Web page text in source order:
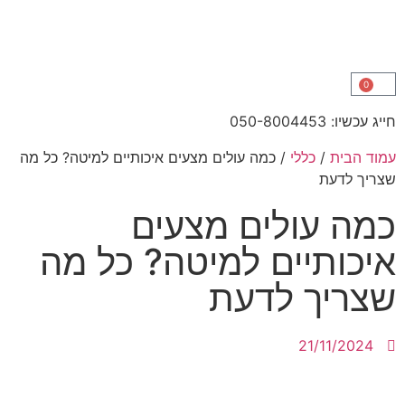
0
חייג עכשיו: 050-8004453
עמוד הבית / כללי / כמה עולים מצעים איכותיים למיטה? כל מה
שצריך לדעת
כמה עולים מצעים
איכותיים למיטה? כל מה
שצריך לדעת
21/11/2024